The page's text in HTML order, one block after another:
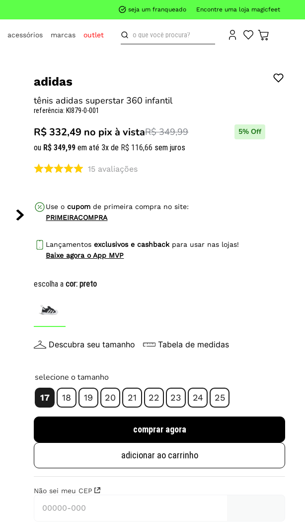
seja um franqueado Encontre uma loja magicfeet
acessórios marcas outlet
o que você procura?
adidas
tênis adidas superstar 360 infantil
referência:KI879-0-001
R$ 332,49 no pix à vistaR$ 349,99 5% Off
ou R$ 349,99 em até 3x de R$ 116,66 sem juros
15 avaliações
Use ocupom de primeira compra no site:
PRIMEIRACOMPRA
Lançamentosexclusivos e cashback para usar nas lojas!
Baixe agora o App MVP
escolha acor:preto
Descubra seu tamanho Tabela de medidas
selecione o tamanho
17 18 19 20 21 22 23 24 25
comprar agora
adicionar ao carrinho
Não sei meu CEP